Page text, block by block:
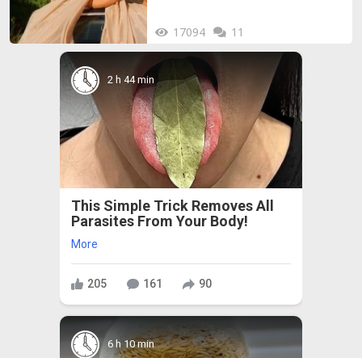
17094 11
2 h 44 min
This Simple Trick Removes All
Parasites From Your Body!
More
205 161 90
6 h 10 min